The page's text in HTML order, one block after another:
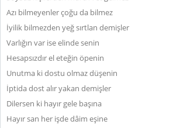
Azı bilmeyenler çoğu da bilmez
İyilik bilmezden yeğ sırtlan demişler
Varlığın var ise elinde senin
Hesapsızdır el eteğin öpenin
Unutma ki dostu olmaz düşenin
İptida dost alır yakan demişler
Dilersen ki hayır gele başına
Hayır san her işde dâim eşine